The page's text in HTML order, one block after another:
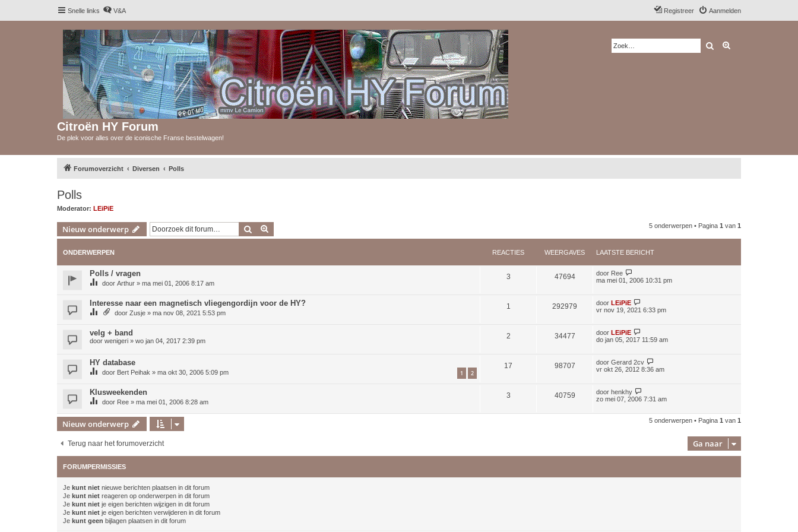
Snelle links V&A Aanmelden
Registreer
Citroën HY Forum
De plek voor alles over de iconische Franse bestelwagen!
Zoek
Forumoverzicht Diversen Polls
Polls
Moderator: LEiPiE
Nieuw onderwerp Zoek 5 onderwerpen • Pagina 1 van 1
ONDERWERPEN REACTIES WEERGAVES LAATSTE BERICHT
Polls / vragen
door Arthur » ma mei 01, 2006 8:17 am
3 47694 door Ree
ma mei 01, 2006 10:31 pm
Interesse naar een magnetisch vliegengordijn voor de HY?
door Zusje » ma nov 08, 2021 5:53 pm
1 292979 door LEiPiE
vr nov 19, 2021 6:33 pm
velg + band
door wenigeri » wo jan 04, 2017 2:39 pm
2 34477 door LEiPiE
do jan 05, 2017 11:59 am
HY database
door Bert Peihak » ma okt 30, 2006 5:09 pm 1 2
17 98707 door Gerard 2cv
vr okt 26, 2012 8:36 am
Klusweekenden
door Ree » ma mei 01, 2006 8:28 am
3 40759 door henkhy
zo mei 07, 2006 7:31 am
Nieuw onderwerp 5 onderwerpen • Pagina 1 van 1
Terug naar het forumoverzicht Ga naar
FORUMPERMISSIES
Je kunt niet nieuwe berichten plaatsen in dit forum
Je kunt niet reageren op onderwerpen in dit forum
Je kunt niet je eigen berichten wijzigen in dit forum
Je kunt niet je eigen berichten verwijderen in dit forum
Je kunt geen bijlagen plaatsen in dit forum